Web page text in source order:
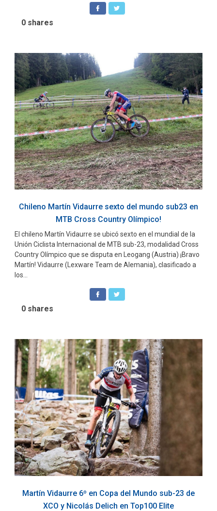
0 shares
Chileno Martín Vidaurre sexto del mundo sub23 en
MTB Cross Country Olímpico!
El chileno Martín Vidaurre se ubicó sexto en el mundial de la
Unión Ciclista Internacional de MTB sub-23, modalidad Cross
Country Olímpico que se disputa en Leogang (Austria) ¡Bravo
Martín! Vidaurre (Lexware Team de Alemania), clasificado a
los...
0 shares
Martín Vidaurre 6º en Copa del Mundo sub-23 de
XCO y Nicolás Delich en Top100 Elite